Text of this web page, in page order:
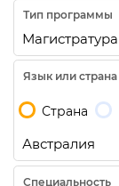
Тип программы
Язык или страна
Страна
Специальность